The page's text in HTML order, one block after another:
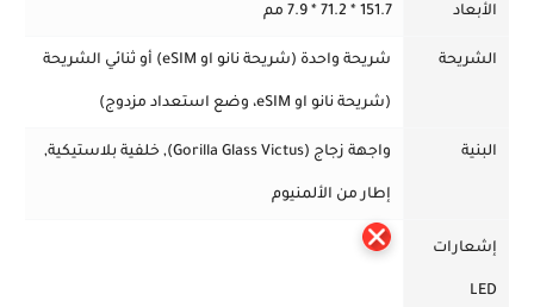
الأبعاد 151.7 * 71.2 * 7.9 مم
الشريحة شريحة واحدة (شريحة نانو او eSIM) أو ثنائي الشريحة
(شريحة نانو او eSIM، وضع استعداد مزدوج)
البنية واجهة زجاج (Gorilla Glass Victus), خلفية بلاستيكية,
إطار من الألمنيوم
إشعارات
LED